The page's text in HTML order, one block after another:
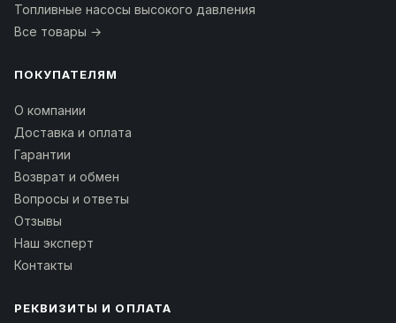
Топливные насосы высокого давления
Все товары →
ПОКУПАТЕЛЯМ
О компании
Доставка и оплата
Гарантии
Возврат и обмен
Вопросы и ответы
Отзывы
Наш эксперт
Контакты
РЕКВИЗИТЫ И ОПЛАТА